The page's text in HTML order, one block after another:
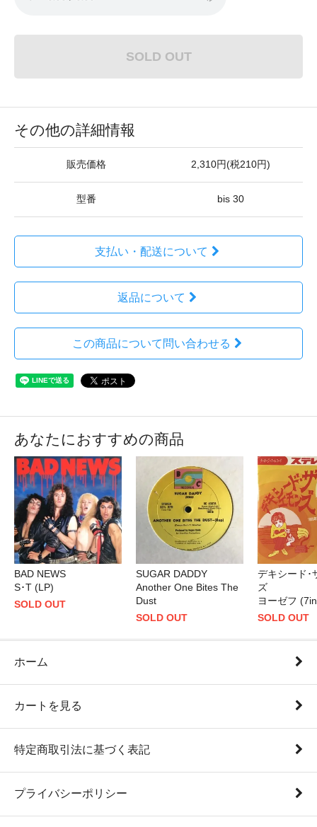
SOLD OUT
その他の詳細情報
販売価格 2,310円(税210円)
型番 bis 30
支払い・配送について
返品について
この商品について問い合わせる
あなたにおすすめの商品
BAD NEWS
S･T (LP)
SOLD OUT
SUGAR DADDY
Another One Bites The
Dust
SOLD OUT
デキシード･
ズ
ヨーゼフ
SOLD OUT
ホーム
カートを見る
特定商取引法に基づく表記
プライバシーポリシー